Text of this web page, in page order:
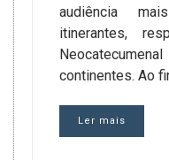
audiência
itinerantes,
continentes. Ao
Ler mais